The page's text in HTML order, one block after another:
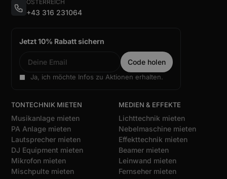
ÖSTERREICH
+43 316 231064
Jetzt 10% Rabatt sichern
Ja, ich möchte Infos zu Aktionen erhalten.
TONTECHNIK MIETEN
Musikanlage mieten
PA Anlage mieten
Lautsprecher mieten
DJ Equipment mieten
Mikrofon mieten
Mischpulte mieten
MEDIEN & EFFEKTE
Lichttechnik mieten
Nebelmaschine mieten
Effekttechnik mieten
Beamer mieten
Leinwand mieten
Fernseher mieten